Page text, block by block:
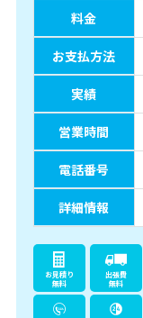
料金
お支払方法
実績
営業時間
電話番号
詳細情報
お見積り
無料
出張費
無料